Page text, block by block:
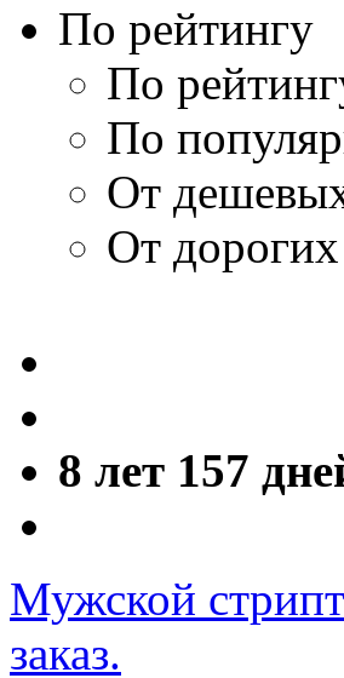
По рейтингу
По
По
От
От
8 лет 157
Мужской
заказ.